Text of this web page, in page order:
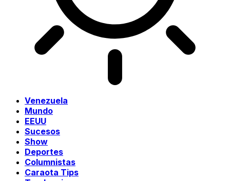
Venezuela
Mundo
EEUU
Sucesos
Show
Deportes
Columnistas
Caraota Tips